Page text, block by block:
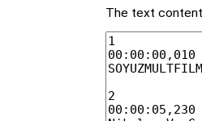
The text